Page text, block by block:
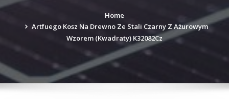
Home
Artfuego Kosz Na Drewno Ze Stali Czarny Z Ażurowym
Wzorem (Kwadraty) K32082Cz